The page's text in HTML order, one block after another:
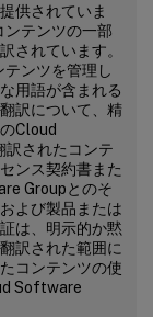
供されていま
テンツの一部
されています。
ンツを管理し
用語が含まれる
訳について、精
Cloud
されたコンテ
ンス契約書また
Groupとのそ
よび製品または
は、明示的か黙
訳された範囲に
コンテンツの使
Software